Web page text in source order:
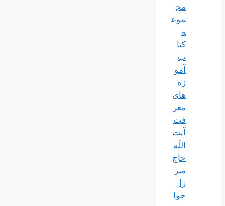
مج
موع
ه
کتا
ب
آمو
زه
های
معر
فت
آیت
اللَه
حاج
میر
زا
جوا